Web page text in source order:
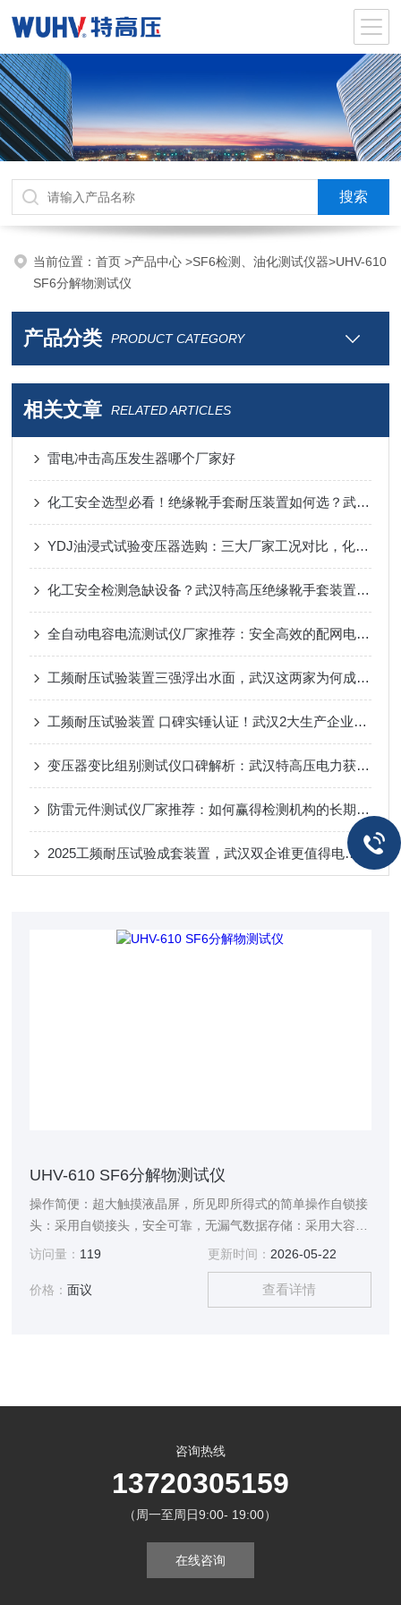
当前位置：首页>产品中心>SF6检测、油化测试仪器>UHV-610
SF6分解物测试仪
产品分类 PRODUCT CATEGORY
相关文章 RELATED ARTICLES
雷电冲击高压发生器哪个厂家好
化工安全选型必看！绝缘靴手套耐压装置如何选？武汉特高压实测指南
YDJ油浸式试验变压器选购：三大厂家工况对比，化工工频耐压试验适配
化工安全检测急缺设备？武汉特高压绝缘靴手套装置，现货口碑双优
全自动电容电流测试仪厂家推荐：安全高效的配网电容电流测量方案
工频耐压试验装置三强浮出水面，武汉这两家为何成采购“常客”？
工频耐压试验装置 口碑实锤认证！武汉2大生产企业，合作客户好评源源不断！
变压器变比组别测试仪口碑解析：武汉特高压电力获信赖
防雷元件测试仪厂家推荐：如何赢得检测机构的长期信赖？
2025工频耐压试验成套装置，武汉双企谁更值得电力用户托付？
UHV-610 SF6分解物测试仪
操作简便：超大触摸液晶屏，所见即所得式的简单操作自锁接
头：采用自锁接头，安全可靠，无漏气数据存储：采用大容量
设计，最多可存储1000组测试数据
访问量： 119 更新时间： 2026-05-22
价格：面议 查看详情
咨询热线
13720305159
（周一至周日9:00- 19:00）
在线咨询